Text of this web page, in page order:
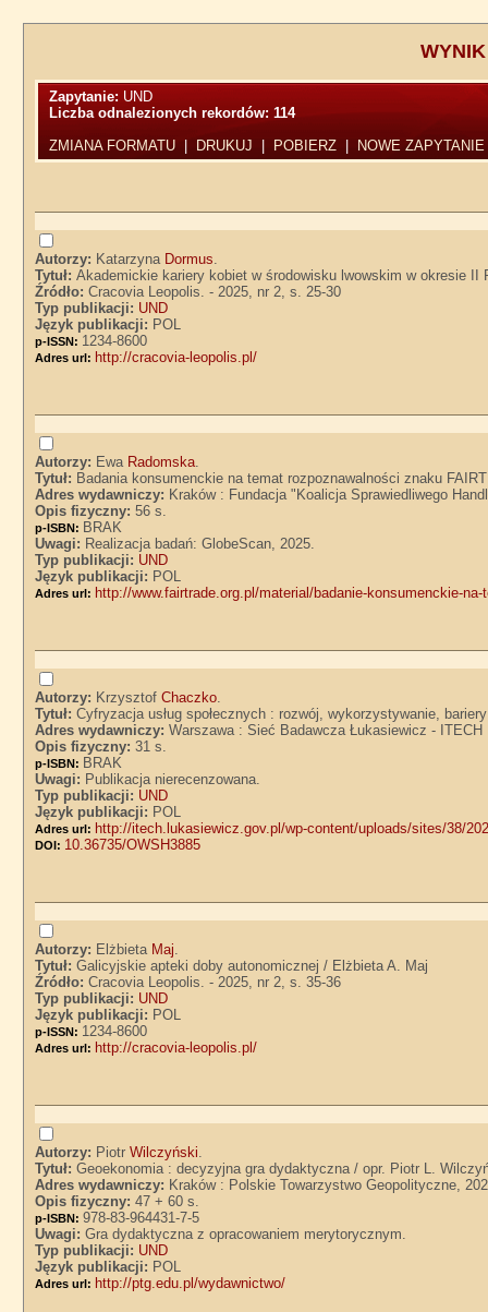
Zapytanie: UND
Liczba odnalezionych rekordów:114
ZMIANA FORMATU
DRUKUJ POBIERZ NOWE ZAPYTANIE
Autorzy: Katarzyna Dormus.
Tytuł:Akademickie kariery kobiet w środowisku lwowskim w okresie
Źródło:Cracovia Leopolis. - 2025, nr 2, s. 25-30
Typ publikacji: UND
Język publikacji: POL
p-ISSN: 1234-8600
Adres url: http://cracovia-leopolis.pl/
Autorzy: Ewa Radomska.
Tytuł: Badania konsumenckie na temat rozpoznawalności znaku
Adres wydawniczy: Kraków : Fundacja "Koalicja Sprawiedliwego
Opis fizyczny:56 s.
p-ISBN: BRAK
Uwagi: Realizacja badań: GlobeScan, 2025.
Typ publikacji: UND
Język publikacji: POL
Adres url: http://www.fairtrade.org.pl/material/badanie-konsumenckie-
Autorzy: KrzysztofChaczko.
Tytuł:Cyfryzacja usług społecznych : rozwój, wykorzystywanie,
Adres wydawniczy:Warszawa : Sieć Badawcza Łukasiewicz -
Opis fizyczny:31 s.
p-ISBN: BRAK
Uwagi: Publikacja nierecenzowana.
Typ publikacji: UND
Język publikacji: POL
Adres url: http://itech.lukasiewicz.gov.pl/wp-content/uploads/sites/38/
DOI: 10.36735/OWSH3885
Autorzy: Elżbieta Maj.
Tytuł:Galicyjskie apteki doby autonomicznej / Elżbieta A. Maj
Źródło:Cracovia Leopolis. - 2025, nr 2, s. 35-36
Typ publikacji: UND
Język publikacji: POL
p-ISSN: 1234-8600
Adres url: http://cracovia-leopolis.pl/
Autorzy: PiotrWilczyński.
Tytuł:Geoekonomia : decyzyjna gra dydaktyczna / opr. Piotr L.
Adres wydawniczy: Kraków : Polskie Towarzystwo Geopolityczne,
Opis fizyczny:47 + 60 s.
p-ISBN:978-83-964431-7-5
Uwagi:Gra dydaktyczna z opracowaniem merytorycznym.
Typ publikacji: UND
Język publikacji: POL
Adres url: http://ptg.edu.pl/wydawnictwo/